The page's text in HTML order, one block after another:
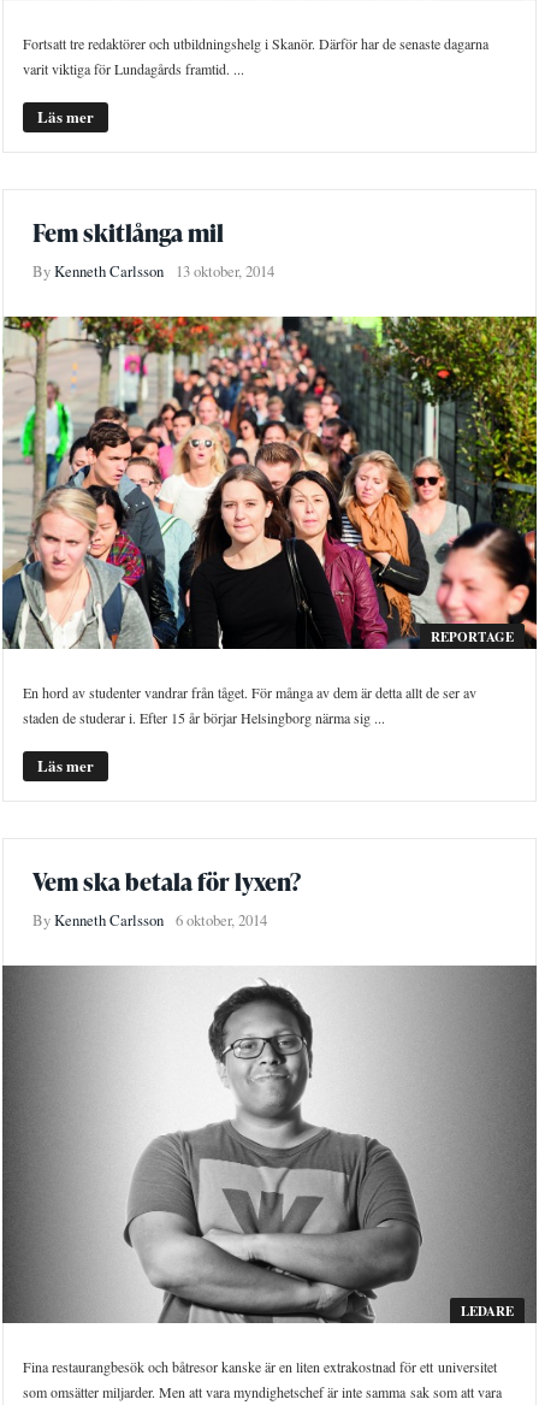
Fortsatt tre redaktörer och utbildningshelg i Skanör. Därför har de senaste dagarna
varit viktiga för Lundagårds framtid. ...
Läs mer
Fem skitlånga mil
ByKenneth Carlsson 13 oktober, 2014
REPORTAGE
En hord av studenter vandrar från tåget. För många av dem är detta allt de ser av
staden de studerar i. Efter 15 år börjar Helsingborg närma sig ...
Läs mer
Vem ska betala för lyxen?
ByKenneth Carlsson 6 oktober, 2014
LEDARE
Fina restaurangbesök och båtresor kanske är en liten extrakostnad för ett universitet
som omsätter miljarder. Men att vara myndighetschef är inte samma sak som att vara